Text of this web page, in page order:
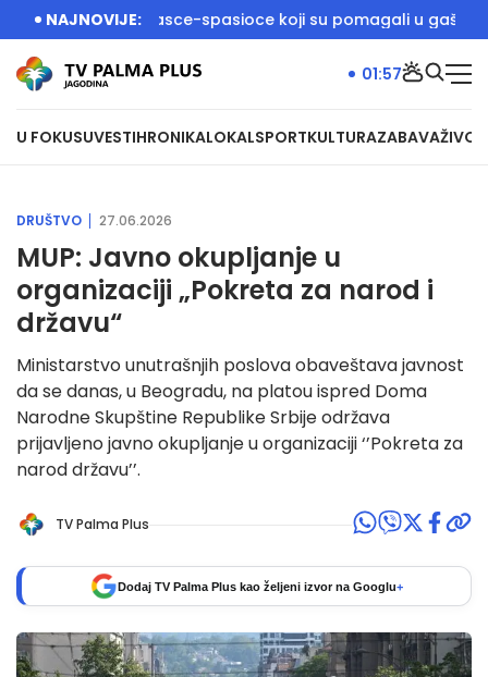
NAJNOVIJE:
vatrogasce-spasioce koji su pomagali u gašenju
U FOKUSUVESTIHRONIKALOKALSPORTKULTURAZABAVAŽIVOT
01:57
DRUŠTVO 27.06.2026
MUP: Javno okupljanje u
organizaciji „Pokreta za narod i
državu“
Ministarstvo unutrašnjih poslova obaveštava javnost
da se danas, u Beogradu, na platou ispred Doma
Narodne Skupštine Republike Srbije održava
prijavljeno javno okupljanje u organizaciji ‘’Pokreta za
narod državu’’.
TV Palma Plus
Dodaj TV Palma Plus kao željeni izvor na Googlu+